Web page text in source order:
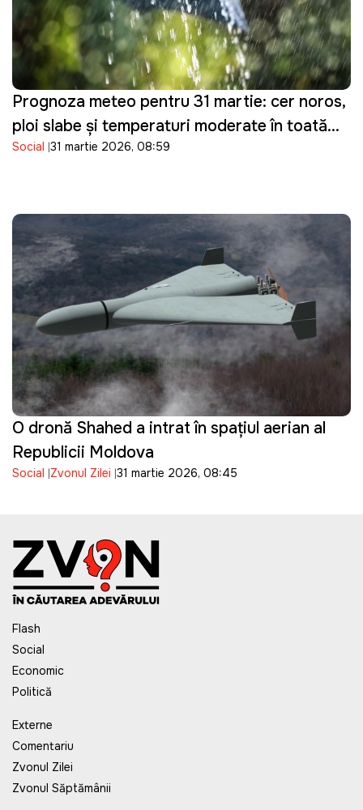
Prognoza meteo pentru 31 martie: cer noros,
ploi slabe și temperaturi moderate în toată
țara
Social 31 martie 2026, 08:59
O dronă Shahed a intrat în spațiul aerian al
Republicii Moldova
Social Zvonul Zilei 31 martie 2026, 08:45
Flash
Social
Economic
Politică
Externe
Comentariu
Zvonul Zilei
Zvonul Săptămânii